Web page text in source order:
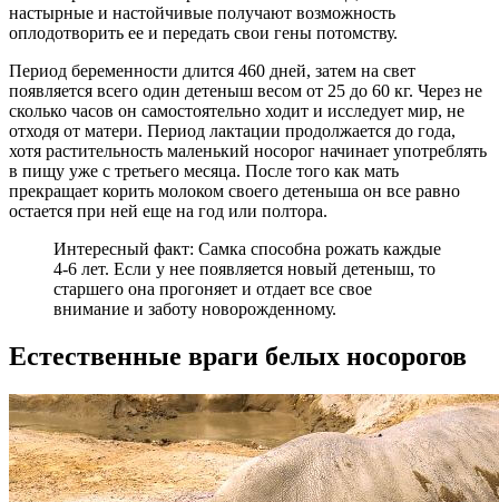
настырные и настойчивые получают возможность
оплодотворить ее и передать свои гены потомству.
Период беременности длится 460 дней, затем на свет
появляется всего один детеныш весом от 25 до 60 кг. Через не
сколько часов он самостоятельно ходит и исследует мир, не
отходя от матери. Период лактации продолжается до года,
хотя растительность маленький носорог начинает употреблять
в пищу уже с третьего месяца. После того как мать
прекращает корить молоком своего детеныша он все равно
остается при ней еще на год или полтора.
Интересный факт: Самка способна рожать каждые
4-6 лет. Если у нее появляется новый детеныш, то
старшего она прогоняет и отдает все свое
внимание и заботу новорожденному.
Естественные враги белых носорогов